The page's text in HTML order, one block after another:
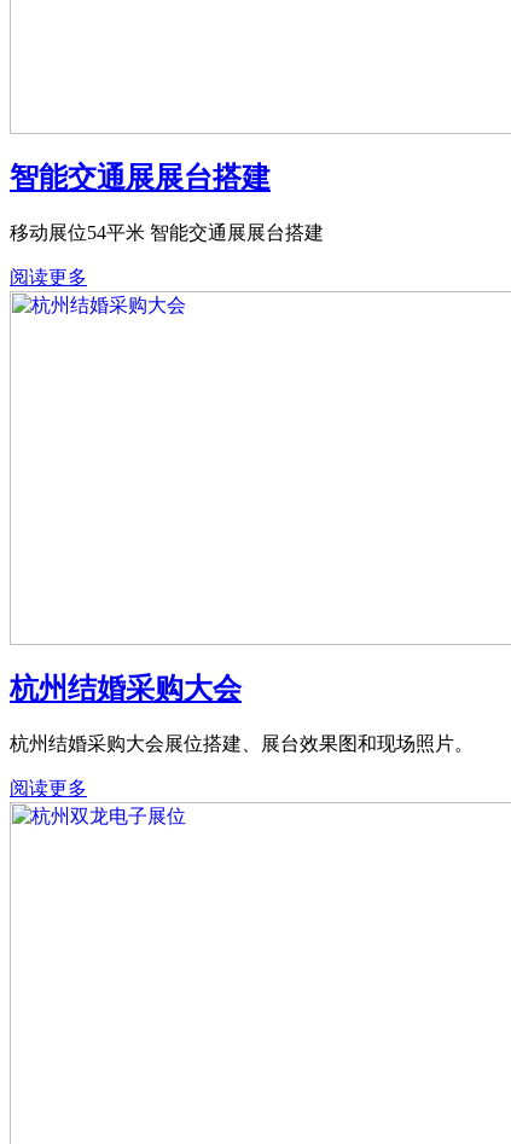
智能交通展展台搭建
移动展位54平米 智能交通展展台搭建
阅读更多
杭州结婚采购大会
杭州结婚采购大会展位搭建、展台效果图和现场照片。
阅读更多